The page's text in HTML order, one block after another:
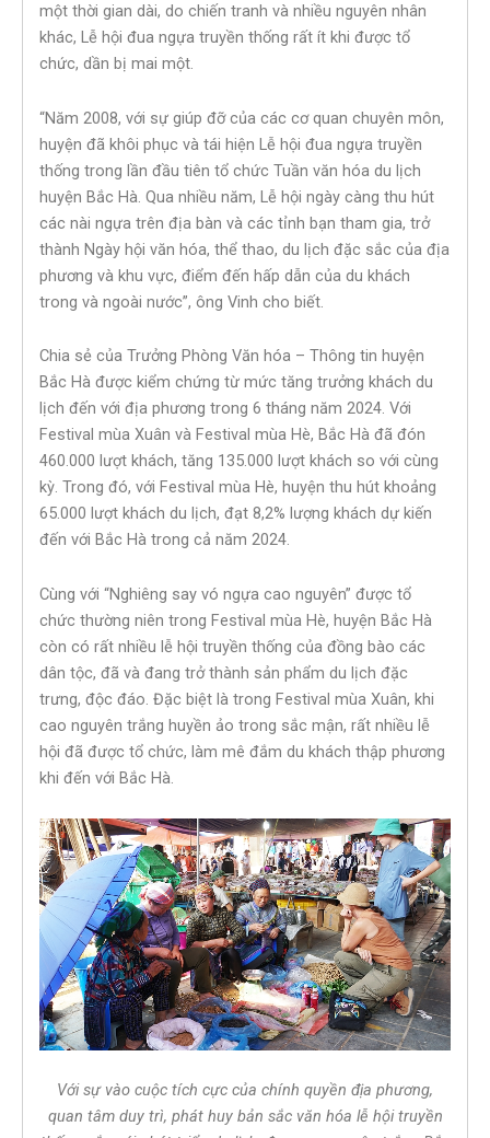
một thời gian dài, do chiến tranh và nhiều nguyên nhân
khác, Lễ hội đua ngựa truyền thống rất ít khi được tổ
chức, dần bị mai một.
“Năm 2008, với sự giúp đỡ của các cơ quan chuyên môn,
huyện đã khôi phục và tái hiện Lễ hội đua ngựa truyền
thống trong lần đầu tiên tổ chức Tuần văn hóa du lịch
huyện Bắc Hà. Qua nhiều năm, Lễ hội ngày càng thu hút
các nài ngựa trên địa bàn và các tỉnh bạn tham gia, trở
thành Ngày hội văn hóa, thể thao, du lịch đặc sắc của địa
phương và khu vực, điểm đến hấp dẫn của du khách
trong và ngoài nước”, ông Vinh cho biết.
Chia sẻ của Trưởng Phòng Văn hóa – Thông tin huyện
Bắc Hà được kiểm chứng từ mức tăng trưởng khách du
lịch đến với địa phương trong 6 tháng năm 2024. Với
Festival mùa Xuân và Festival mùa Hè, Bắc Hà đã đón
460.000 lượt khách, tăng 135.000 lượt khách so với cùng
kỳ. Trong đó, với Festival mùa Hè, huyện thu hút khoảng
65.000 lượt khách du lịch, đạt 8,2% lượng khách dự kiến
đến với Bắc Hà trong cả năm 2024.
Cùng với “Nghiêng say vó ngựa cao nguyên” được tổ
chức thường niên trong Festival mùa Hè, huyện Bắc Hà
còn có rất nhiều lễ hội truyền thống của đồng bào các
dân tộc, đã và đang trở thành sản phẩm du lịch đặc
trưng, độc đáo. Đặc biệt là trong Festival mùa Xuân, khi
cao nguyên trắng huyền ảo trong sắc mận, rất nhiều lễ
hội đã được tổ chức, làm mê đắm du khách thập phương
khi đến với Bắc Hà.
Với sự vào cuộc tích cực của chính quyền địa phương,
quan tâm duy trì, phát huy bản sắc văn hóa lễ hội truyền